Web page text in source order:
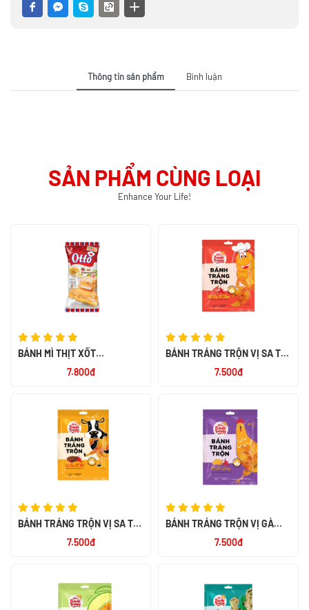
Thông tin sản phẩm Bình luận
SẢN PHẨM CÙNG LOẠI
Enhance Your Life!
BÁNH MÌ THỊT XỐT
7.800đ
BÁNH TRÁNG TRỘN VỊ SA TẾ
7.500đ
BÁNH TRÁNG TRỘN VỊ SA TẾ
7.500đ
BÁNH TRÁNG TRỘN VỊ GÀ
7.500đ